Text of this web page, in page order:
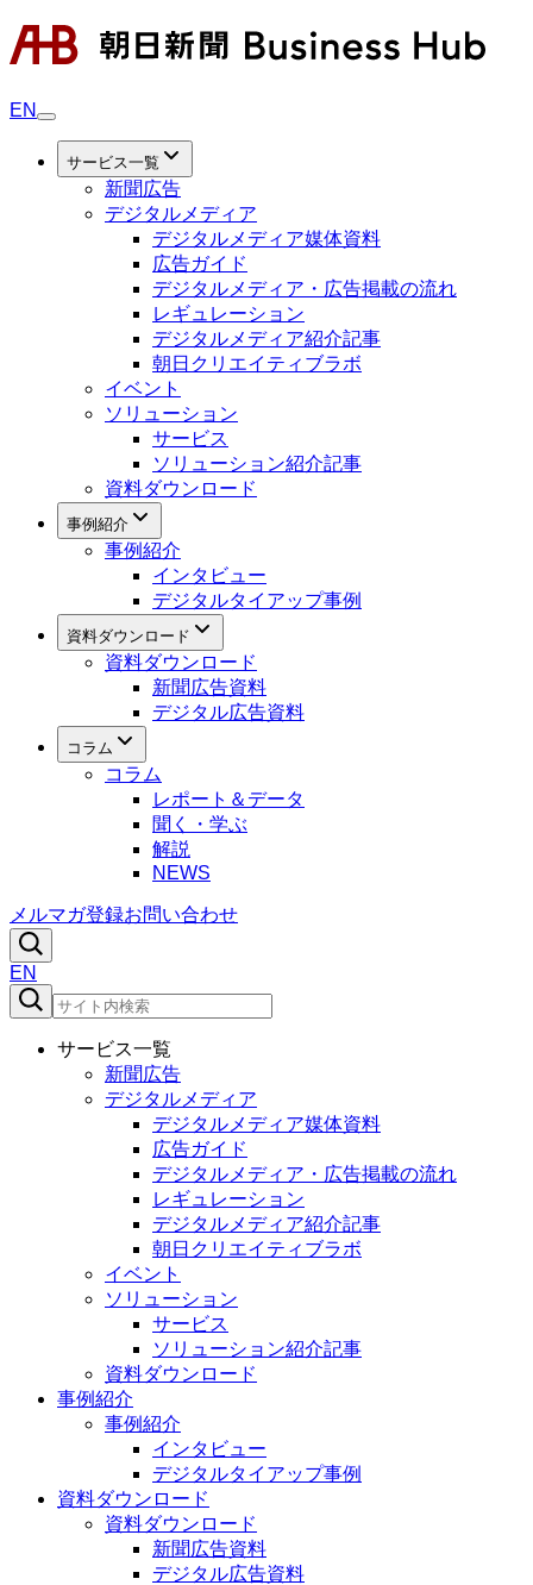
EN
サービス一覧
新聞広告
デジタルメディア
デジタルメディア媒体資料
広告ガイド
デジタルメディア・広告掲載の流れ
レギュレーション
デジタルメディア紹介記事
朝日クリエイティブラボ
イベント
ソリューション
サービス
ソリューション紹介記事
資料ダウンロード
事例紹介
事例紹介
インタビュー
デジタルタイアップ事例
資料ダウンロード
資料ダウンロード
新聞広告資料
デジタル広告資料
コラム
コラム
レポート＆データ
聞く・学ぶ
解説
NEWS
メルマガ登録お問い合わせ
EN
サービス一覧
新聞広告
デジタルメディア
デジタルメディア媒体資料
広告ガイド
デジタルメディア・広告掲載の流れ
レギュレーション
デジタルメディア紹介記事
朝日クリエイティブラボ
イベント
ソリューション
サービス
ソリューション紹介記事
資料ダウンロード
事例紹介
事例紹介
インタビュー
デジタルタイアップ事例
資料ダウンロード
資料ダウンロード
新聞広告資料
デジタル広告資料